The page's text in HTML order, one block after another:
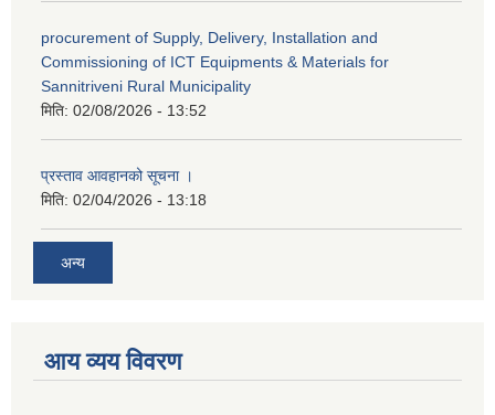
procurement of Supply, Delivery, Installation and
Commissioning of ICT Equipments & Materials for
Sannitriveni Rural Municipality
मिति: 02/08/2026 - 13:52
प्रस्ताव आवहानको सूचना ।
मिति: 02/04/2026 - 13:18
अन्य
आय व्यय विवरण